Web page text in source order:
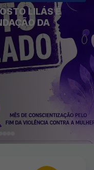
LILÁS É
DA